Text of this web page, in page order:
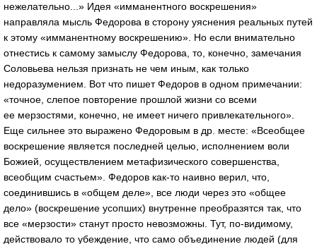
нежелательно...» Идея «имманентного воскрешения»
направляла мысль Федорова в сторону уяснения реальных путей
к этому «имманентному воскрешению». Но если внимательно
отнестись к самому замыслу Федорова, то, конечно, замечания
Соловьева нельзя признать не чем иным, как только
недоразумением. Вот что пишет Федоров в одном примечании:
«точное, слепое повторение прошлой жизни со всеми
ее мерзостями, конечно, не имеет ничего привлекательного».
Еще сильнее это выражено Федоровым в др. месте: «Всеобщее
воскрешение является последней целью, исполнением воли
Божией, осуществлением метафизического совершенства,
всеобщим счастьем». Федоров как-то наивно верил, что,
соединившись в «общем деле», все люди через это «общее
дело» (воскрешение усопших) внутренне преобразятся так, что
все «мерзости» станут просто невозможны. Тут, по-видимому,
действовало то убеждение, что само объединение людей (для